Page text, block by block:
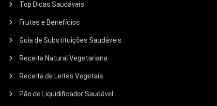
Top Dicas Saudáveis
Frutas e Benefícios
Guia de Substituições Saudáveis
Receita Natural Vegetariana
Receita de Leites Vegetais
Pão de Liquidificador Saudável